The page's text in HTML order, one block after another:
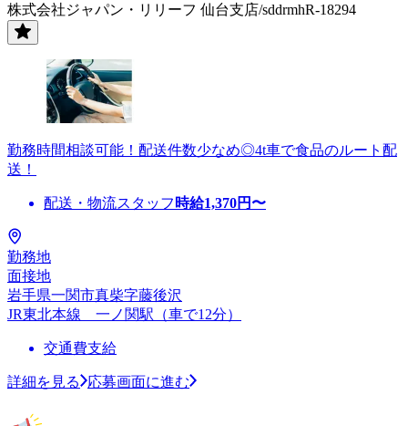
株式会社ジャパン・リリーフ 仙台支店/sddrmhR-18294
勤務時間相談可能！配送件数少なめ◎4t車で食品のルート配
送！
配送・物流スタッフ 時給1,370円〜
勤務地
面接地
岩手県一関市真柴字藤後沢
JR東北本線 一ノ関駅（車で12分）
交通費支給
詳細を見る 応募画面に進む